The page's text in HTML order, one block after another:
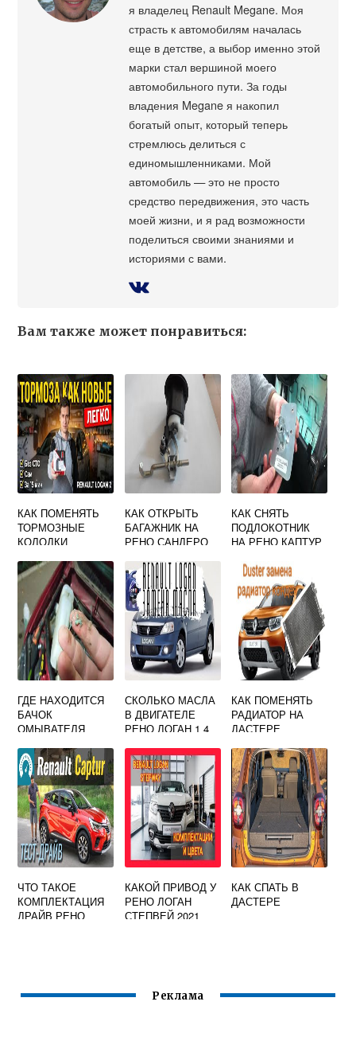
я владелец Renault Megane. Моя
страсть к автомобилям началась
еще в детстве, а выбор именно этой
марки стал вершиной моего
автомобильного пути. За годы
владения Megane я накопил
богатый опыт, который теперь
стремлюсь делиться с
единомышленниками. Мой
автомобиль — это не просто
средство передвижения, это часть
моей жизни, и я рад возможности
поделиться своими знаниями и
историями с вами.
Вам также может понравиться:
КАК ПОМЕНЯТЬ
ТОРМОЗНЫЕ
КОЛОДКИ
РЕНО ЛОГАН 2
КАК ОТКРЫТЬ
БАГАЖНИК НА
РЕНО САНДЕРО
КАК СНЯТЬ
ПОДЛОКОТНИК
НА РЕНО КАПТУР
ГДЕ НАХОДИТСЯ
БАЧОК
ОМЫВАТЕЛЯ
НА РЕНО
САНДЕРО
СКОЛЬКО МАСЛА
В ДВИГАТЕЛЕ
РЕНО ЛОГАН 1 4
КАК ПОМЕНЯТЬ
РАДИАТОР НА
ДАСТЕРЕ
ЧТО ТАКОЕ
КОМПЛЕКТАЦИЯ
ДРАЙВ РЕНО
КАКОЙ ПРИВОД У
РЕНО ЛОГАН
СТЕПВЕЙ 2021
КАК СПАТЬ В
ДАСТЕРЕ
Реклама